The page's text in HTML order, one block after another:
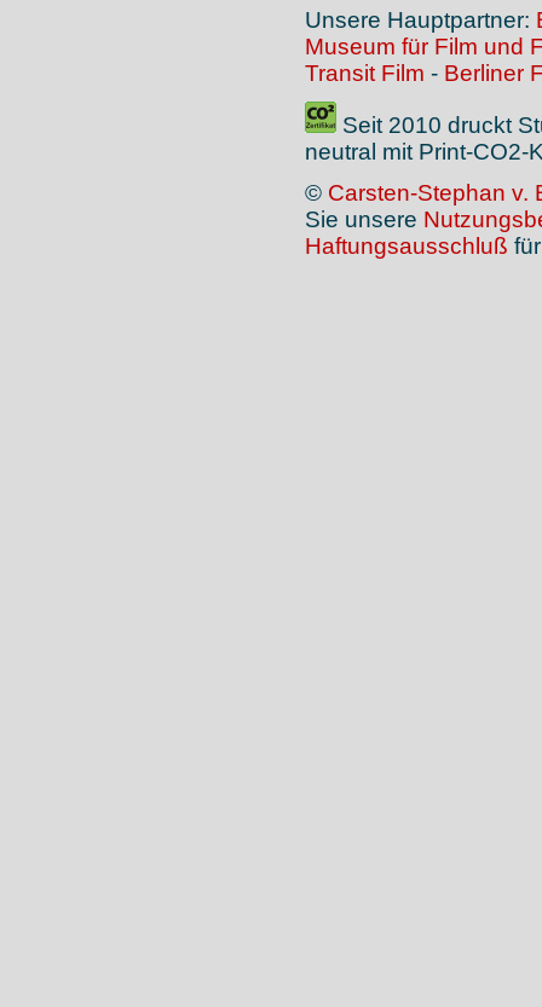
Unsere Hauptpartner:
Museum für Film und
Transit Film - Berliner
Seit 2010 druckt
neutral mit Print-CO2-
© Carsten-Stephan v.
Sie unsere
Haftungsausschluß